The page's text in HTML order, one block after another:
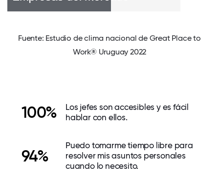
Fuente: Estudio de clima nacional de Great Place to
Work® Uruguay 2022
100%
Los jefes son accesibles y es fácil
hablar con ellos.
94%
Puedo tomarme tiempo libre para
resolver mis asuntos personales
cuando lo necesito.